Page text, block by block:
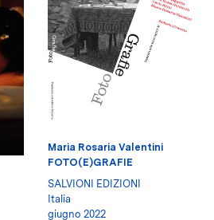
Maria Rosaria Valentini
FOTO(E)GRAFIE
SALVIONI EDIZIONI
Italia
giugno 2022